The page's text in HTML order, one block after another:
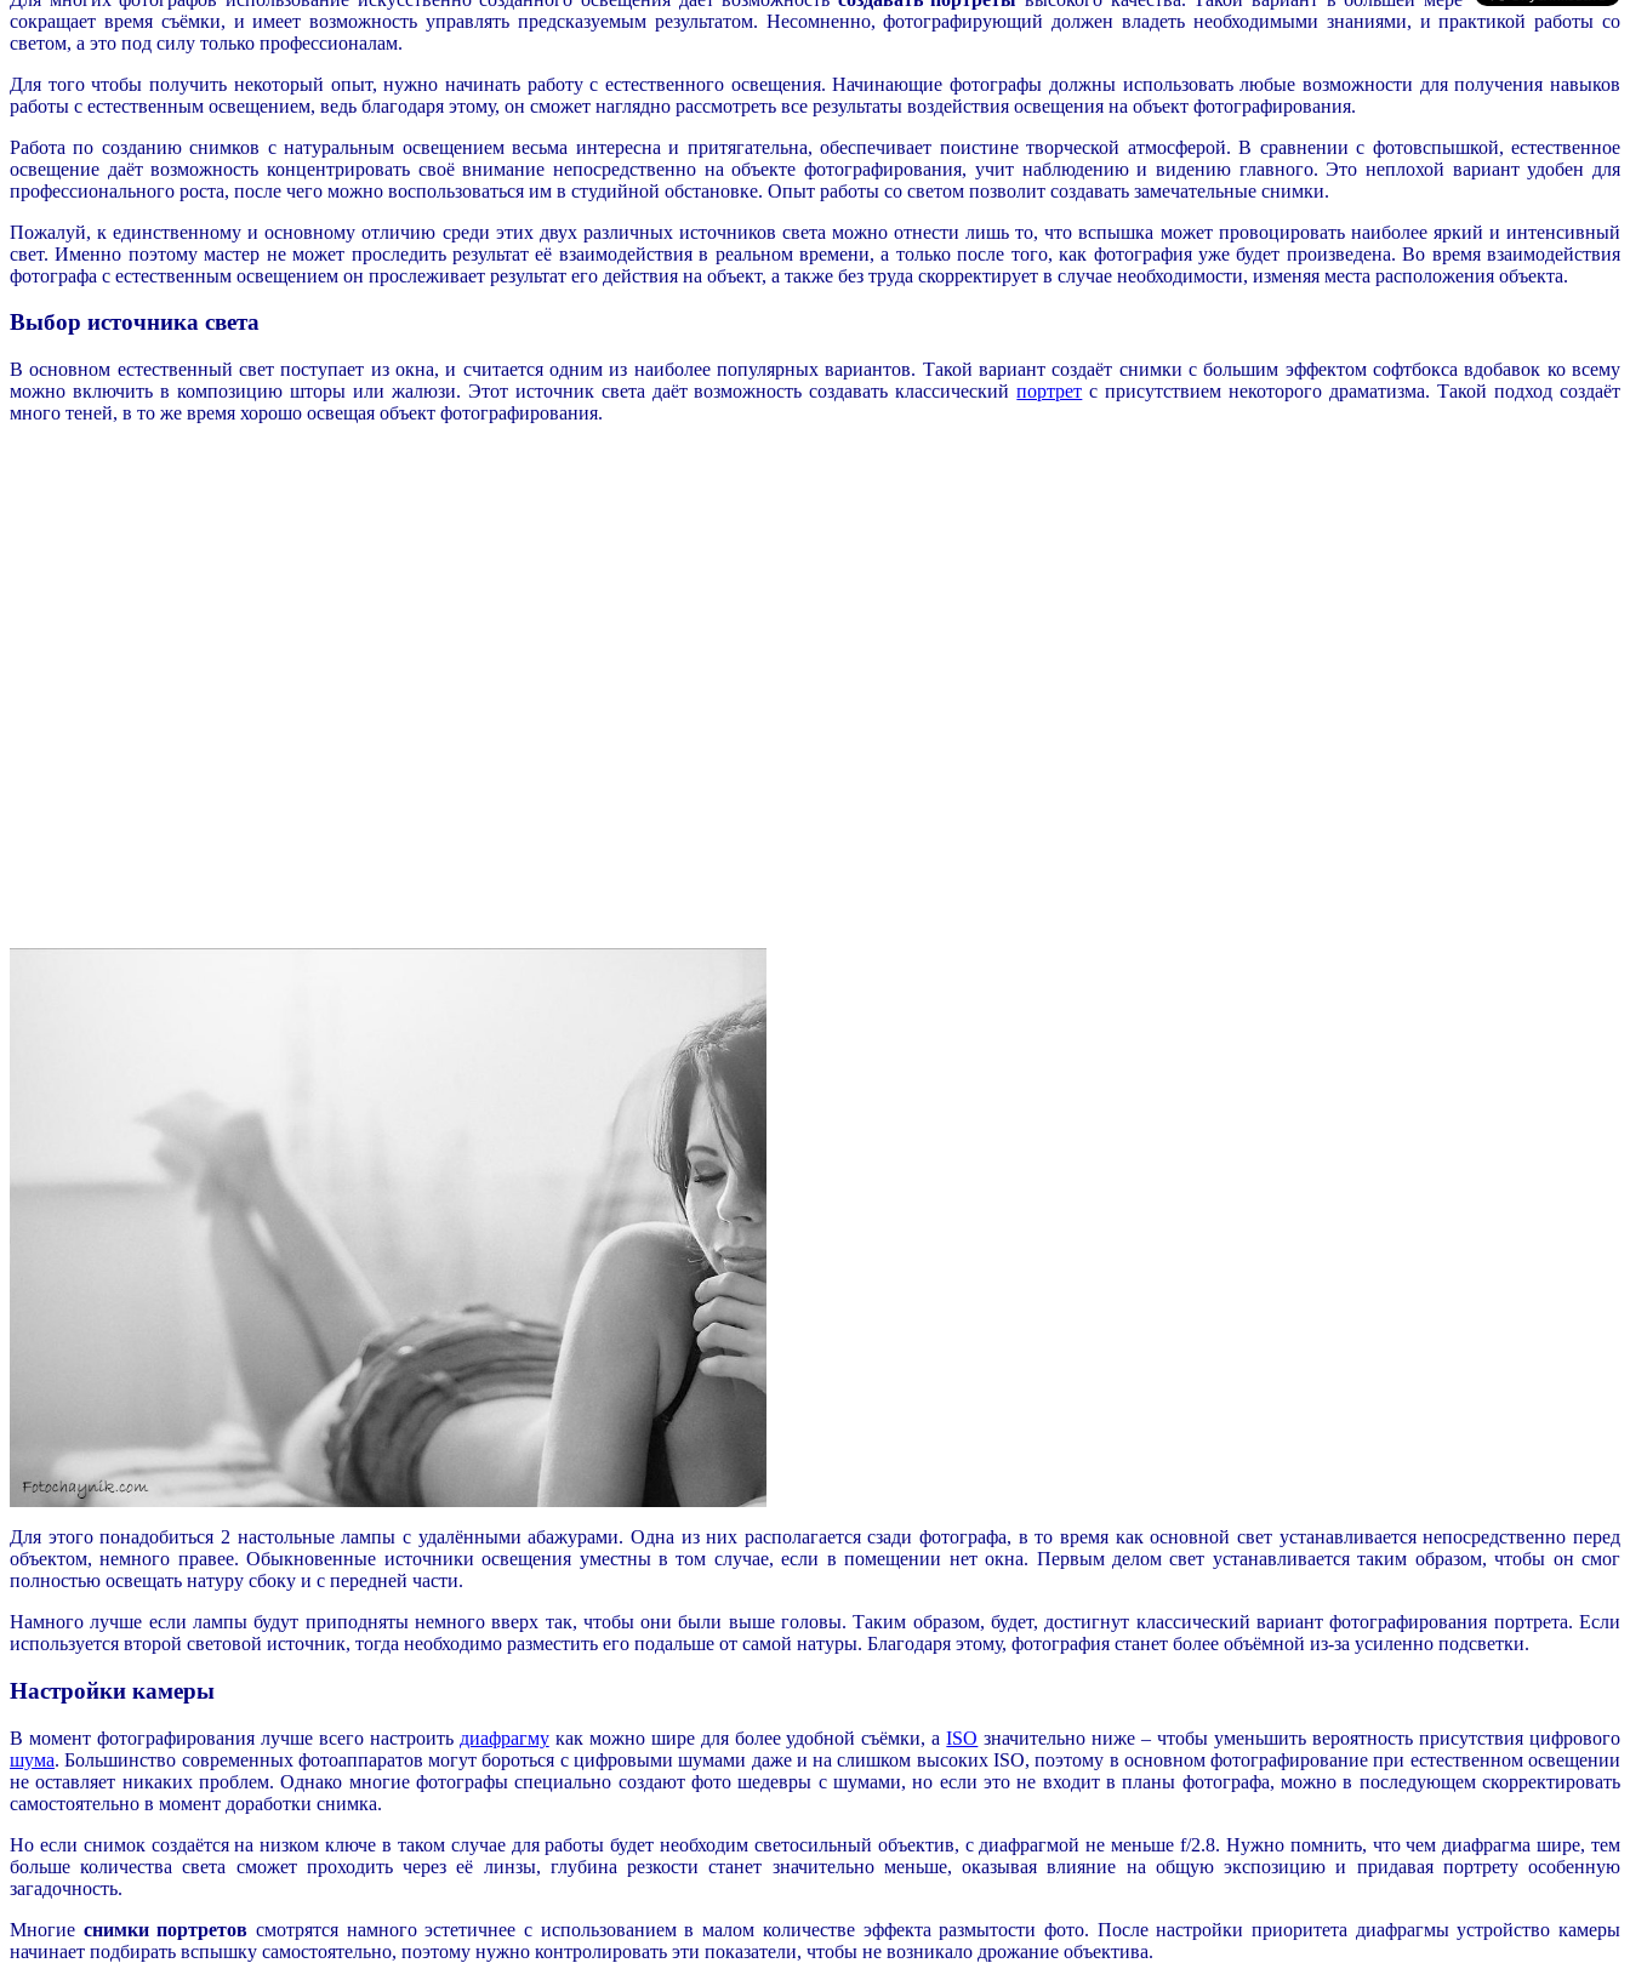
сокращает время съёмки, и имеет возможность управлять предсказуемым результатом. Несомненно, фотографирующий должен владеть необходимыми знаниями, и практикой работы со
светом, а это под силу только профессионалам.
Для того чтобы получить некоторый опыт, нужно начинать работу с естественного освещения. Начинающие фотографы должны использовать любые возможности для получения навыков
работы с естественным освещением, ведь благодаря этому, он сможет наглядно рассмотреть все результаты воздействия освещения на объект фотографирования.
Работа по созданию снимков с натуральным освещением весьма интересна и притягательна, обеспечивает поистине творческой атмосферой. В сравнении с фотовспышкой, естественное
освещение даёт возможность концентрировать своё внимание непосредственно на объекте фотографирования, учит наблюдению и видению главного. Это неплохой вариант удобен для
профессионального роста, после чего можно воспользоваться им в студийной обстановке. Опыт работы со светом позволит создавать замечательные снимки.
Пожалуй, к единственному и основному отличию среди этих двух различных источников света можно отнести лишь то, что вспышка может провоцировать наиболее яркий и интенсивный
свет. Именно поэтому мастер не может проследить результат её взаимодействия в реальном времени, а только после того, как фотография уже будет произведена. Во время взаимодействия
фотографа с естественным освещением он прослеживает результат его действия на объект, а также без труда скорректирует в случае необходимости, изменяя места расположения объекта.
Выбор источника света
В основном естественный свет поступает из окна, и считается одним из наиболее популярных вариантов. Такой вариант создаёт снимки с большим эффектом софтбокса вдобавок ко всему
можно включить в композицию шторы или жалюзи. Этот источник света даёт возможность создавать классическийпортрет с присутствием некоторого драматизма. Такой подход создаёт
много теней, в то же время хорошо освещая объект фотографирования.
Для этого понадобиться 2 настольные лампы с удалёнными абажурами. Одна из них располагается сзади фотографа, в то время как основной свет устанавливается непосредственно перед
объектом, немного правее. Обыкновенные источники освещения уместны в том случае, если в помещении нет окна. Первым делом свет устанавливается таким образом, чтобы он смог
полностью освещать натуру сбоку и с передней части.
Намного лучше если лампы будут приподняты немного вверх так, чтобы они были выше головы. Таким образом, будет, достигнут классический вариант фотографирования портрета. Если
используется второй световой источник, тогда необходимо разместить его подальше от самой натуры. Благодаря этому, фотография станет более объёмной из-за усиленно подсветки.
Настройки камеры
В момент фотографирования лучше всего настроить диафрагмукак можно шире для более удобной съёмки, аISO значительно ниже – чтобы уменьшить вероятность присутствия цифрового
шума. Большинство современных фотоаппаратов могут бороться с цифровыми шумами даже и на слишком высоких ISO, поэтому в основном фотографирование при естественном освещении
не оставляет никаких проблем. Однако многие фотографы специально создают фото шедевры с шумами, но если это не входит в планы фотографа, можно в последующем скорректировать
самостоятельно в момент доработки снимка.
Но если снимок создаётся на низком ключе в таком случае для работы будет необходим светосильный объектив, с диафрагмой не меньше f/2.8. Нужно помнить, что чем диафрагма шире, тем
больше количества света сможет проходить через её линзы, глубина резкости станет значительно меньше, оказывая влияние на общую экспозицию и придавая портрету особенную
загадочность.
Многие снимки портретов смотрятся намного эстетичнее с использованием в малом количестве эффекта размытости фото. После настройки приоритета диафрагмы устройство камеры
начинает подбирать вспышку самостоятельно, поэтому нужно контролировать эти показатели, чтобы не возникало дрожание объектива.